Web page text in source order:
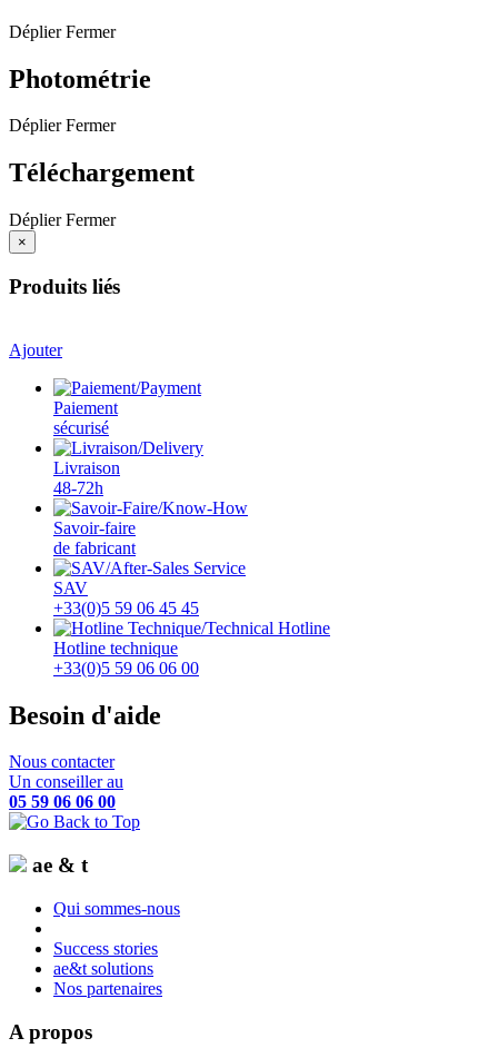
Déplier Fermer
Photométrie
Déplier Fermer
Téléchargement
Déplier Fermer
×
Produits liés
Ajouter
Paiement
sécurisé
Livraison
48-72h
Savoir-faire
de fabricant
SAV
+33(0)5 59 06 45 45
Hotline technique
+33(0)5 59 06 06 00
Besoin d'aide
Nous contacter
Un conseiller au
05 59 06 06 00
ae & t
Qui sommes-nous
Success stories
ae&t solutions
Nos partenaires
A propos